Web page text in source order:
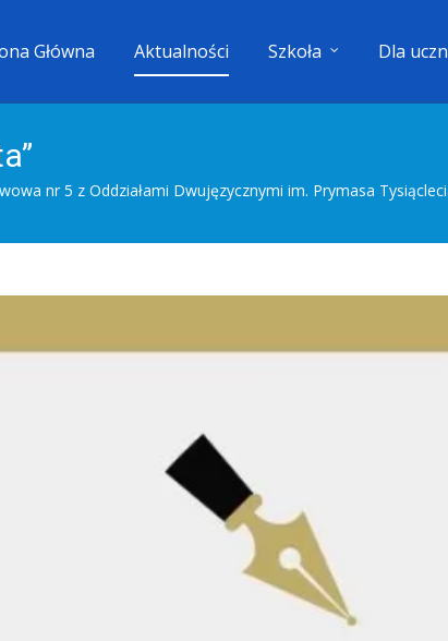
Główna Aktualności Szkoła Dla
nr 5 z Oddziałami Dwujęzycznymi im. Prymasa